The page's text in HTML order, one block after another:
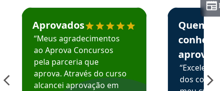
Estudante José recomenda o Aprova Concursos em
Aprovados
“Meus agradecimentos
ao Aprova Concursos
pela parceria que
aprova. Através do curso
alcancei aprovação em
Estudante
Quem
aprova
dos